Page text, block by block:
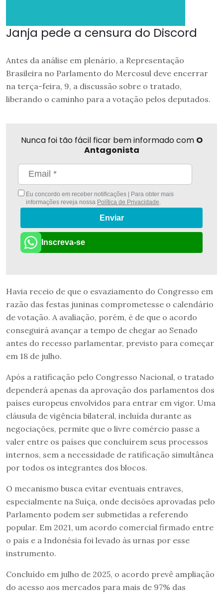
Janja pede a censura do Discord
Antes da análise em plenário, a Representação
Brasileira no Parlamento do Mercosul deve encerrar
na terça-feira, 9, a discussão sobre o tratado,
liberando o caminho para a votação pelos deputados.
Nunca foi tão fácil ficar bem informado com O
Antagonista
Eu concordo em receber notificações | Para obter mais
informações reveja nossa Política de Privacidade
Enviar
Inscreva-se
Havia receio de que o esvaziamento do Congresso em
razão das festas juninas comprometesse o calendário
de votação. A avaliação, porém, é de que o acordo
conseguirá avançar a tempo de chegar ao Senado
antes do recesso parlamentar, previsto para começar
em 18 de julho.
Após a ratificação pelo Congresso Nacional, o tratado
dependerá apenas da aprovação dos parlamentos dos
países europeus envolvidos para entrar em vigor. Uma
cláusula de vigência bilateral, incluída durante as
negociações, permite que o livre comércio passe a
valer entre os países que concluírem seus processos
internos, sem a necessidade de ratificação simultânea
por todos os integrantes dos blocos.
O mecanismo busca evitar eventuais entraves,
especialmente na Suíça, onde decisões aprovadas pelo
Parlamento podem ser submetidas a referendo
popular. Em 2021, um acordo comercial firmado entre
o país e a Indonésia foi levado às urnas por esse
instrumento.
Concluído em julho de 2025, o acordo prevê ampliação
do acesso aos mercados para mais de 97% das